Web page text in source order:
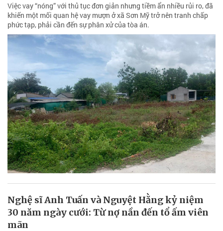
Việc vay “nóng” với thủ tục đơn giản nhưng tiềm ẩn nhiều rủi ro, đã
khiến một mối quan hệ vay mượn ở xã Sơn Mỹ trở nên tranh chấp
phức tạp, phải cần đến sự phân xử của tòa án.
Nghệ sĩ Anh Tuấn và Nguyệt Hằng kỷ niệm
30 năm ngày cưới: Từ nợ nần đến tổ ấm viên
mãn